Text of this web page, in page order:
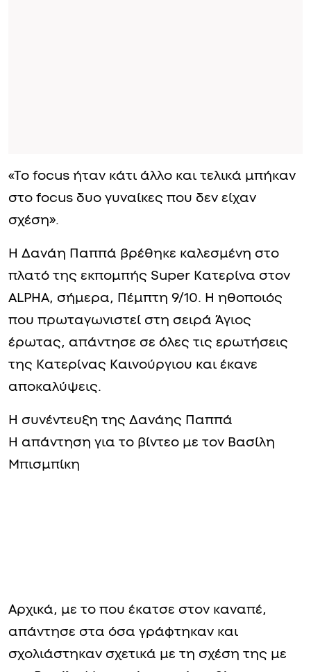
«Το focus ήταν κάτι άλλο και τελικά μπήκαν
στο focus δυο γυναίκες που δεν είχαν
σχέση».
Η Δανάη Παππά βρέθηκε καλεσμένη στο
πλατό της εκπομπής Super Κατερίνα στον
ALPHA, σήμερα, Πέμπτη 9/10. Η ηθοποιός
που πρωταγωνιστεί στη σειρά Άγιος
έρωτας, απάντησε σε όλες τις ερωτήσεις
της Κατερίνας Καινούργιου και έκανε
αποκαλύψεις.
Η συνέντευξη της Δανάης Παππά
Η απάντηση για το βίντεο με τον Βασίλη
Μπισμπίκη
Αρχικά, με το που έκατσε στον καναπέ,
απάντησε στα όσα γράφτηκαν και
σχολιάστηκαν σχετικά με τη σχέση της με